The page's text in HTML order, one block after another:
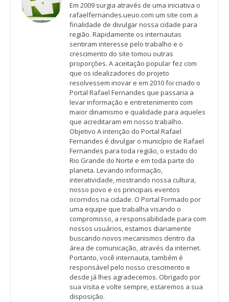
Em 2009 surgia através de uma iniciativa o
rafaelfernandes.ueuo.com um site com a
finalidade de divulgar nossa cidade para
região. Rapidamente os internautas
sentiram interesse pelo trabalho e o
crescimento do site tomou outras
proporções. A aceitação popular fez com
que os idealizadores do projeto
resolvessem inovar e em 2010 foi criado o
Portal Rafael Fernandes que passaria a
levar informação e entretenimento com
maior dinamismo e qualidade para aqueles
que acreditaram em nosso trabalho.
Objetivo A intenção do Portal Rafael
Fernandes é divulgar o município de Rafael
Fernandes para toda região, o estado do
Rio Grande do Norte e em toda parte do
planeta. Levando informação,
interatividade, mostrando nossa cultura,
nosso povo e os principais eventos
ocorridos na cidade. O Portal Formado por
uma equipe que trabalha visando o
compromisso, a responsabilidade para com
nossos usuários, estamos diariamente
buscando novos mecanismos dentro da
área de comunicação, através da internet.
Portanto, você internauta, também é
responsável pelo nosso crescimento e
desde já lhes agradecemos. Obrigado por
sua visita e volte sempre, estaremos a sua
disposição.